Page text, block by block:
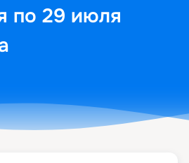
по 29 июля